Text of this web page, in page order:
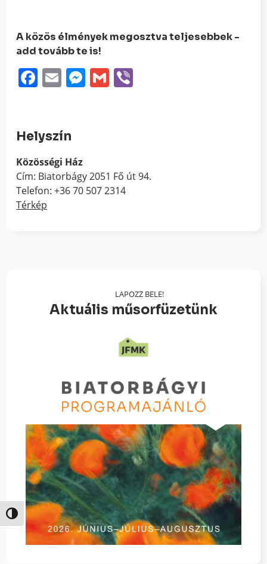
Nagy kontraszt váltása
A közös élmények megosztva teljesebbek -
add tovább te is!
Facebook
EmailMessenger
Gmail
Helyszín
Közösségi Ház
Cím: Biatorbágy 2051 Fő út 94.
Telefon: +36 70 507 2314
Térkép
LAPOZZ BELE!
Aktuális műsorfüzetünk